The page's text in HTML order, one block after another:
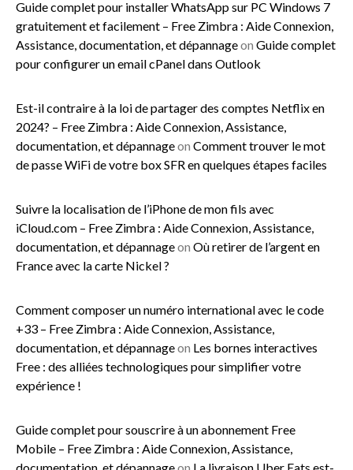
Guide complet pour installer WhatsApp sur PC Windows 7
gratuitement et facilement – Free Zimbra : Aide Connexion,
Assistance, documentation, et dépannageon Guide complet
pour configurer un email cPanel dans Outlook
Est-il contraire à la loi de partager des comptes Netflix en
2024? – Free Zimbra : Aide Connexion, Assistance,
documentation, et dépannageon Comment trouver le mot
de passe WiFi de votre box SFR en quelques étapes faciles
Suivre la localisation de l’iPhone de mon fils avec
iCloud.com – Free Zimbra : Aide Connexion, Assistance,
documentation, et dépannageon Où retirer de l’argent en
France avec la carte Nickel ?
Comment composer un numéro international avec le code
+33 – Free Zimbra : Aide Connexion, Assistance,
documentation, et dépannageon Les bornes interactives
Free : des alliées technologiques pour simplifier votre
expérience !
Guide complet pour souscrire à un abonnement Free
Mobile – Free Zimbra : Aide Connexion, Assistance,